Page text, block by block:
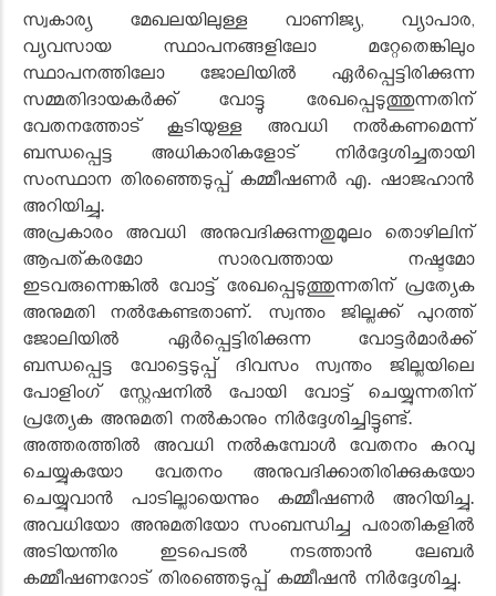
സ്വകാര്യ മേഖലയിലുള്ള വാണിജ്യ, വ്യാപാര,
വ്യവസായ സ്ഥാപനങ്ങളിലോ മറ്റേതെങ്കിലും
സ്ഥാപനത്തിലോ ജോലിയിൽ ഏർപ്പെട്ടിരിക്കുന്ന
സമ്മതിദായകർക്ക് വോട്ടു രേഖപ്പെടുത്തുന്നതിന്
വേതനത്തോട് കൂടിയുള്ള അവധി നൽകണമെന്ന്
ബന്ധപ്പെട്ട അധികാരികളോട് നിർദ്ദേശിച്ചതായി
സംസ്ഥാന തിരഞ്ഞെടുപ്പ് കമ്മീഷണർ എ. ഷാജഹാൻ
അറിയിച്ചു.
അപ്രകാരം അവധി അനുവദിക്കുന്നതുമൂലം തൊഴിലിന്
ആപത്കരമോ സാരവത്തായ നഷ്ടമോ
ഇടവരുന്നെങ്കിൽ വോട്ട് രേഖപ്പെടുത്തുന്നതിന് പ്രത്യേക
അനുമതി നൽകേണ്ടതാണ്. സ്വന്തം ജില്ലക്ക് പുറത്ത്
ജോലിയിൽ ഏർപ്പെട്ടിരിക്കുന്ന വോട്ടർമാർക്ക്
ബന്ധപ്പെട്ട വോട്ടെടുപ്പ് ദിവസം സ്വന്തം ജില്ലയിലെ
പോളിംഗ് സ്റ്റേഷനിൽ പോയി വോട്ട് ചെയ്യുന്നതിന്
പ്രത്യേക അനുമതി നൽകാനും നിർദ്ദേശിച്ചിട്ടുണ്ട്.
അത്തരത്തിൽ അവധി നൽകുമ്പോൾ വേതനം കുറവു
ചെയ്യുകയോ വേതനം അനുവദിക്കാതിരിക്കുകയോ
ചെയ്യുവാൻ പാടില്ലായെന്നും കമ്മീഷണർ അറിയിച്ചു.
അവധിയോ അനുമതിയോ സംബന്ധിച്ച പരാതികളിൽ
അടിയന്തിര ഇടപെടൽ നടത്താൻ ലേബർ
കമ്മീഷണറോട് തിരഞ്ഞെടുപ്പ് കമ്മീഷൻ നിർദ്ദേശിച്ചു.